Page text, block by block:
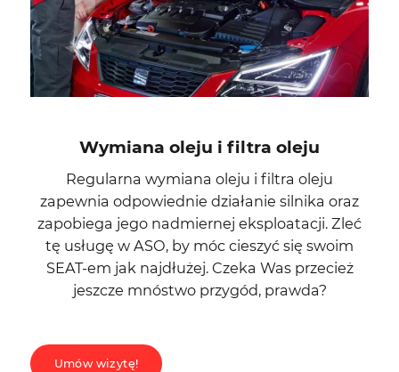
Wymiana oleju i filtra oleju
Regularna wymiana oleju i filtra oleju
zapewnia odpowiednie działanie silnika oraz
zapobiega jego nadmiernej eksploatacji. Zleć
tę usługę w ASO, by móc cieszyć się swoim
SEAT-em jak najdłużej. Czeka Was przecież
jeszcze mnóstwo przygód, prawda?
Umów wizytę!